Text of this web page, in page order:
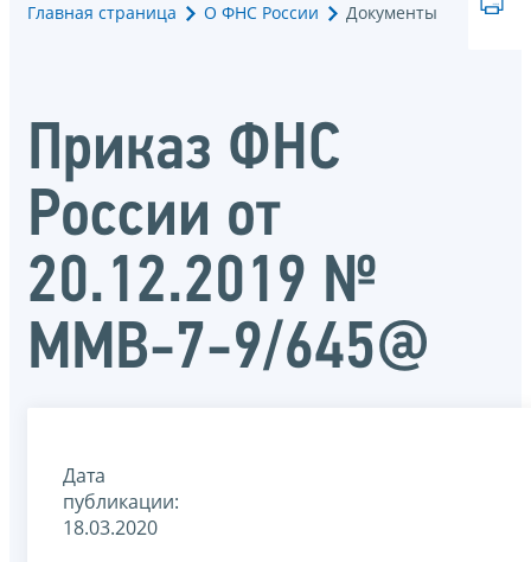
Главная страница О ФНС России Документы
Приказ ФНС
России от
20.12.2019 №
ММВ-7-9/645@
Дата
публикации:
18.03.2020